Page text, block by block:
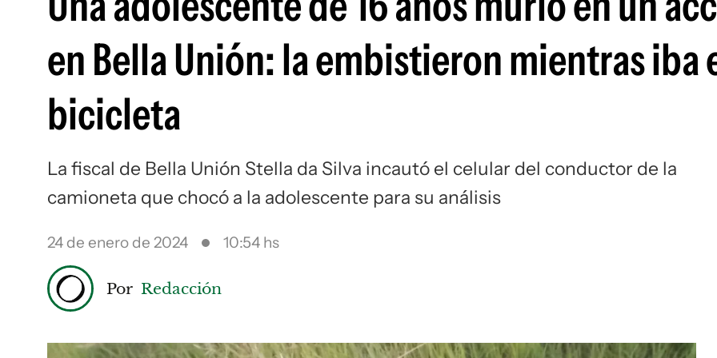
en Bella Unión: la embistieron mientras iba
bicicleta
La fiscal de Bella Unión Stella da Silva incautó el celular del conductor de la
camioneta que chocó a la adolescente para su análisis
24 de enero de 2024 10:54 hs
Por Redacción